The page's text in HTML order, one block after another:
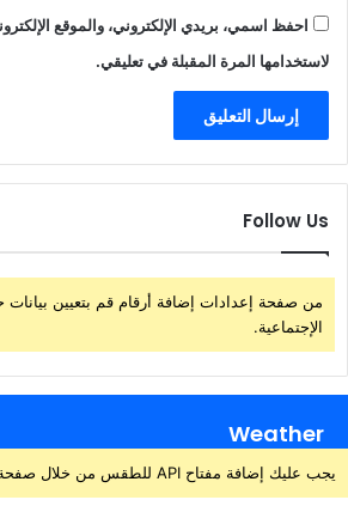
احفظ اسمي، بريدي الإلكتروني، والموقع
لاستخدامها المرة المقبلة في تعليقي.
Follow Us
من صفحة إعدادات إضافة أرقام قم بتعيين
الإجتماعية.
Weather
يجب عليك إضافة مفتاح API للطقس من خلال صفحة إعدادات القالب > الدمج